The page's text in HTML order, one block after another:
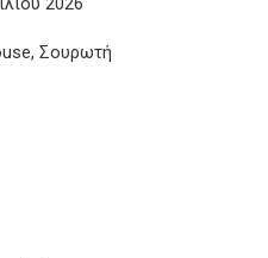
Σουρωτή